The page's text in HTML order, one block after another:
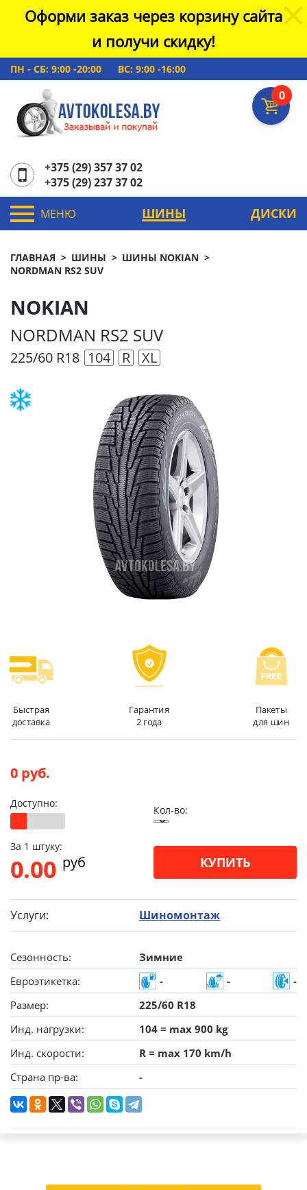
Оформи заказ через корзину сайта
и получи скидку!
ПН - СБ: 9:00 -20:00 ВС: 9:00 -16:00
0
+375 (29) 357 37 02
+375 (29) 237 37 02
МЕНЮ ШИНЫ ДИСКИ
ГЛАВНАЯ ШИНЫ
ШИНЫ NOKIAN
NORDMAN RS2 SUV
NOKIAN
NORDMAN RS2 SUV
225/60 R18 104 R XL
Быстрая
доставка
Гарантия
2 года
Пакеты
для шин
0 руб.
Доступно:
Кол-во:
За 1 штуку:
0.00 pуб КУПИТЬ
Услуги: Шиномонтаж
Сезонность:
Зимние
Евроэтикетка:
- -
-
Размер:
225/60 R18
Инд. нагрузки:
104 = max 900 kg
Инд. скорости:
R = max 170 km/h
Страна пр-ва:
-